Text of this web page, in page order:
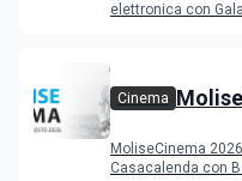
elettronica con
Cinema
MoliseCinema
Casacalenda con